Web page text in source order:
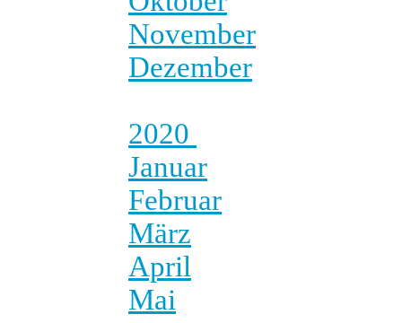
November
Dezember
2020
Januar
Februar
März
April
Mai